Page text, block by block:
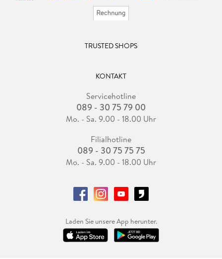
TRUSTED SHOPS
KONTAKT
Servicehotline
089 - 30 75 79 00
Mo. - Sa. 9.00 - 18.00 Uhr
Filialhotline
089 - 30 75 75 75
Mo. - Sa. 9.00 - 18.00 Uhr
Laden Sie unsere App herunter.